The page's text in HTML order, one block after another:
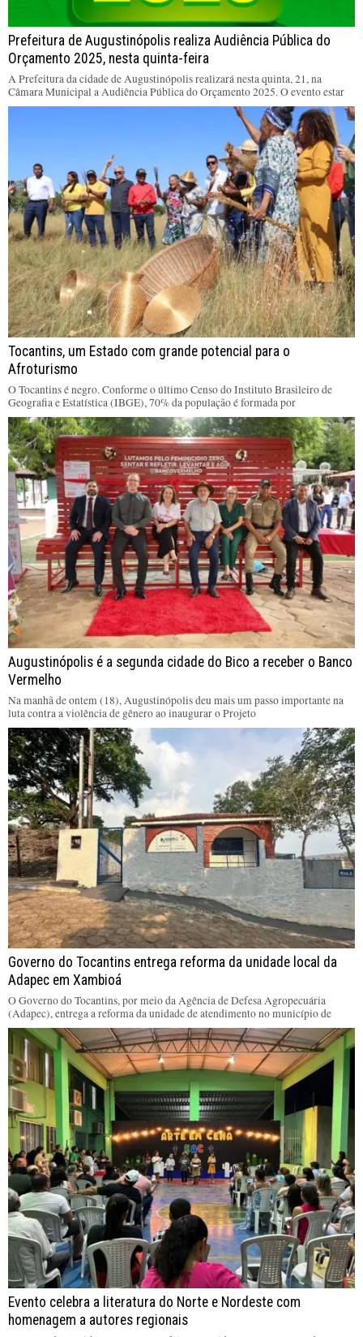
Prefeitura de Augustinópolis realiza Audiência Pública do
Orçamento 2025, nesta quinta-feira
A Prefeitura da cidade de Augustinópolis realizará nesta quinta, 21, na
Câmara Municipal a Audiência Pública do Orçamento 2025. O evento estar
Tocantins, um Estado com grande potencial para o
Afroturismo
O Tocantins é negro. Conforme o último Censo do Instituto Brasileiro de
Geografia e Estatística (IBGE), 70% da população é formada por
Augustinópolis é a segunda cidade do Bico a receber o Banco
Vermelho
Na manhã de ontem (18), Augustinópolis deu mais um passo importante na
luta contra a violência de gênero ao inaugurar o Projeto
Governo do Tocantins entrega reforma da unidade local da
Adapec em Xambioá
O Governo do Tocantins, por meio da Agência de Defesa Agropecuária
(Adapec), entrega a reforma da unidade de atendimento no município de
Evento celebra a literatura do Norte e Nordeste com
homenagem a autores regionais